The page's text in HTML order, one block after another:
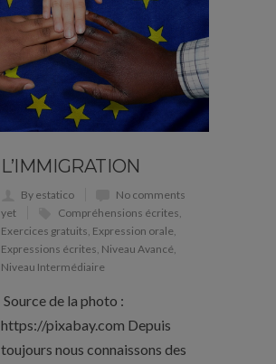
L’IMMIGRATION
By estatico
No comments
yet
Compréhensions écrites,
Exercices gratuits, Expression orale,
Expressions écrites, Niveau Avancé,
Niveau Intermédiaire
Source de la photo :
https://pixabay.com Depuis
toujours nous connaissons des